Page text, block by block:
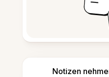
Notizen